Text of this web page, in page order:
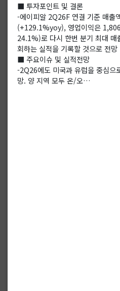
■ 투자포인트 및 결론
-에이피알 2Q26F 연결 기준 매출
(+129.1%yoy), 영업이익은
24.1%)로 다시 한번 분기 최대 매
회하는 실적을 기록할 것으로 전망
■ 주요이슈 및 실적전망
-2Q26에도 미국과 유럽을 중심으
망. 양 지역 모두 온/오…